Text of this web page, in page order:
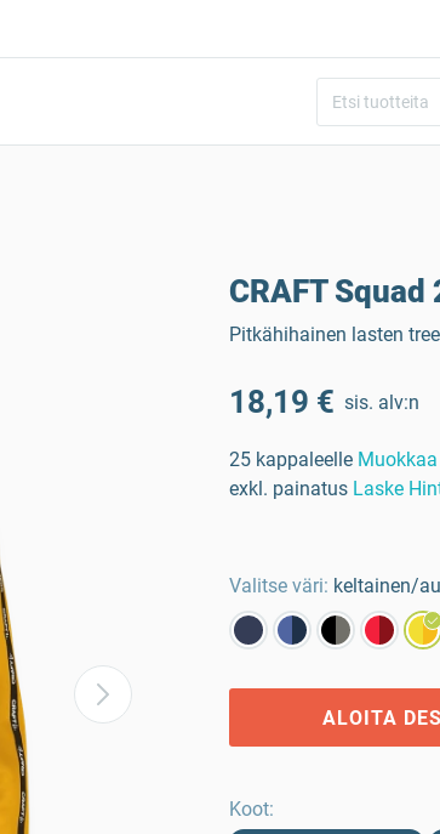
CRAFT
Pitkähihainen lasten
18,19 € sis. alv:n
25 kappaleelle
exkl. painatus Laske
Valitse väri: keltainen/
ALOITA
Koot: